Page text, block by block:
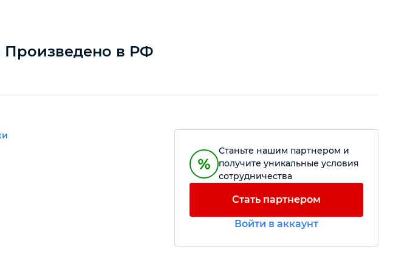
Произведено в РФ
Станьте нашим партнером и
получите уникальные условия
сотрудничества
Стать партнером
Войти в аккаунт